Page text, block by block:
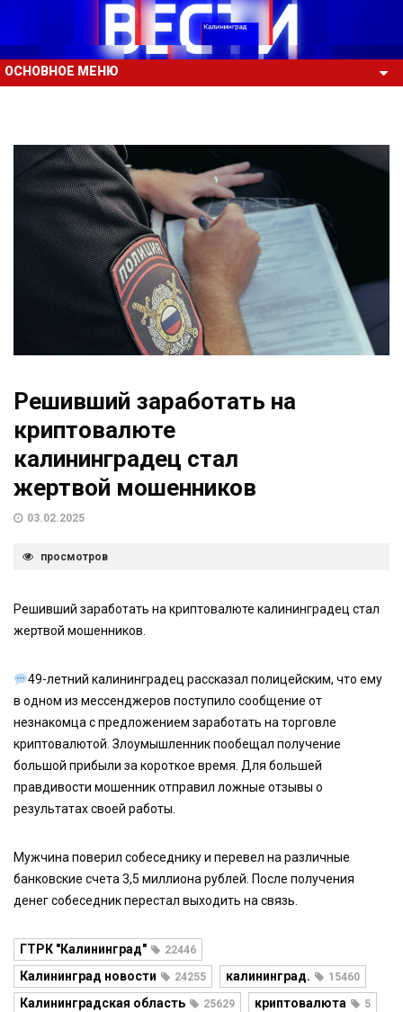
ОСНОВНОЕ МЕНЮ
Решивший заработать на
криптовалюте
калининградец стал
жертвой мошенников
03.02.2025
просмотров
Решивший заработать на криптовалюте калининградец стал
жертвой мошенников.
49-летний калининградец рассказал полицейским, что ему
в одном из мессенджеров поступило сообщение от
незнакомца с предложением заработать на торговле
криптовалютой. Злоумышленник пообещал получение
большой прибыли за короткое время. Для большей
правдивости мошенник отправил ложные отзывы о
результатах своей работы.
Мужчина поверил собеседнику и перевел на различные
банковские счета 3,5 миллиона рублей. После получения
денег собеседник перестал выходить на связь.
ГТРК "Калининград" 22446
Калининград новости 24255 калининград. 15460
Калининградская область 25629 криптовалюта 5